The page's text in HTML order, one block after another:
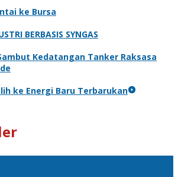
ke Bursa
BERBASIS SYNGAS
Kedatangan Tanker Raksasa
ke Energi Baru Terbarukan